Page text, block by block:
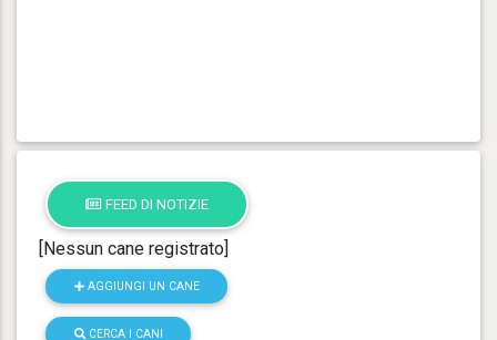
FEED DI NOTIZIE
[Nessun cane registrato]
AGGIUNGI UN CANE
CERCA I CANI